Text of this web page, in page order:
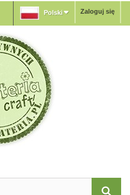
Zaloguj się
Polski